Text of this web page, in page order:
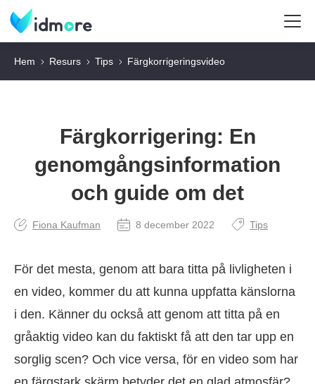
Hem Resurs Tips Färgkorrigeringsvideo
Färgkorrigering: En
genomgångsinformation
och guide om det
Fiona Kaufman 8 december 2022 Tips
För det mesta, genom att bara titta på livligheten i
en video, kommer du att kunna uppfatta känslorna
i den. Känner du också att genom att titta på en
gråaktig video kan du faktiskt få att den tar upp en
sorglig scen? Och vice versa, för en video som har